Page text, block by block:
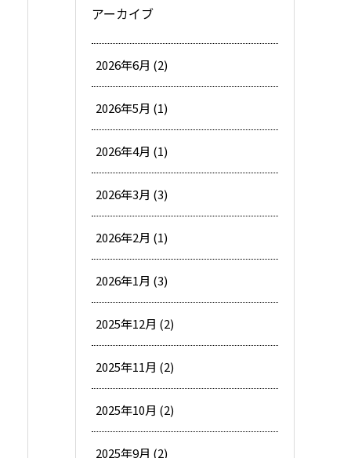
アーカイブ
2026年6月 (2)
2026年5月 (1)
2026年4月 (1)
2026年3月 (3)
2026年2月 (1)
2026年1月 (3)
2025年12月 (2)
2025年11月 (2)
2025年10月 (2)
2025年9月 (2)